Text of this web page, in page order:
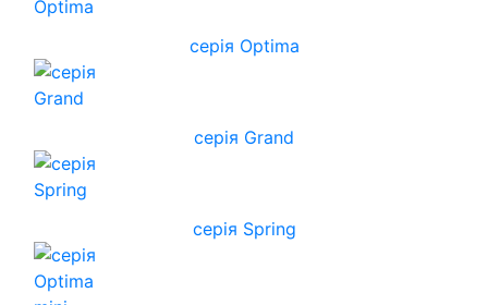
серія Optima
серія Grand
серія Spring